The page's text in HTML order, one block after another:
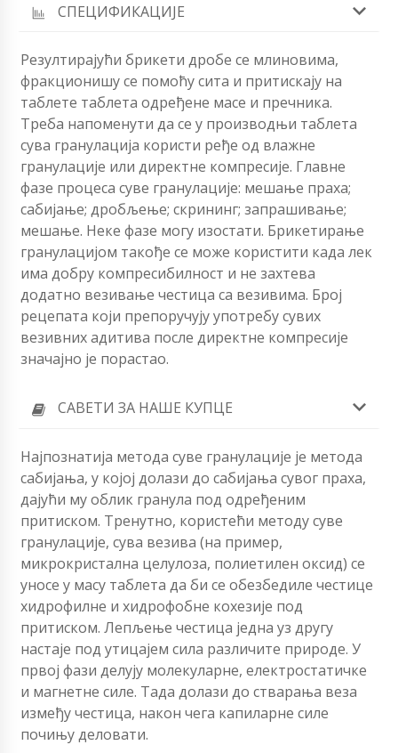
СПЕЦИФИКАЦИЈЕ
Резултирајући брикети дробе се млиновима,
фракционишу се помоћу сита и притискају на
таблете таблета одређене масе и пречника.
Треба напоменути да се у производњи таблета
сува гранулација користи ређе од влажне
гранулације или директне компресије. Главне
фазе процеса суве гранулације: мешање праха;
сабијање; дробљење; скрининг; запрашивање;
мешање. Неке фазе могу изостати. Брикетирање
гранулацијом такође се може користити када лек
има добру компресибилност и не захтева
додатно везивање честица са везивима. Број
рецепата који препоручују употребу сувих
везивних адитива после директне компресије
значајно је порастао.
САВЕТИ ЗА НАШЕ КУПЦЕ
Најпознатија метода суве гранулације је метода
сабијања, у којој долази до сабијања сувог праха,
дајући му облик гранула под одређеним
притиском. Тренутно, користећи методу суве
гранулације, сува везива (на пример,
микрокристална целулоза, полиетилен оксид) се
уносе у масу таблета да би се обезбедиле честице
хидрофилне и хидрофобне кохезије под
притиском. Лепљење честица једна уз другу
настаје под утицајем сила различите природе. У
првој фази делују молекуларне, електростатичке
и магнетне силе. Тада долази до стварања веза
између честица, након чега капиларне силе
почињу деловати.